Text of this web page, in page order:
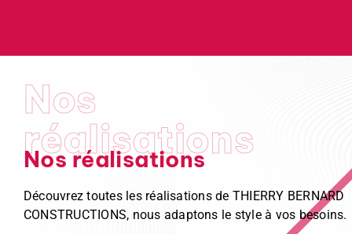
Nos
réalisations
Nos réalisations
Découvrez toutes les réalisations de THIERRY BERNARD
CONSTRUCTIONS, nous adaptons le style à vos besoins.